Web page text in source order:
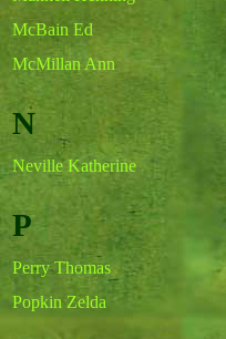
McBain Ed
McMillan Ann
N
Neville Katherine
P
Perry Thomas
Popkin Zelda